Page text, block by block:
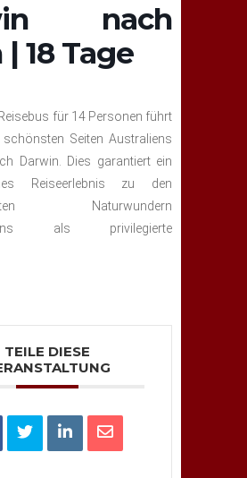
nach
18 Tage
für 14 Personen führt
Seiten Australiens
Darwin. Dies garantiert ein
Reiseerlebnis zu den
Naturwundern
als privilegierte
TEILE DIESE